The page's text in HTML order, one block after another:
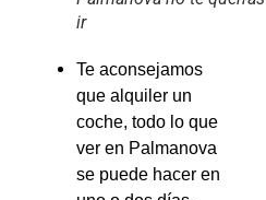
ir
Te aconsejamos
que alquiler un
coche, todo lo que
ver en Palmanova
se puede hacer en